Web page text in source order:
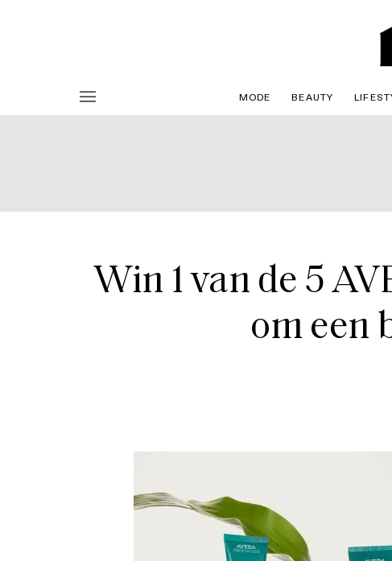
MODE BEAUTY
Win 1 van de 5
om een